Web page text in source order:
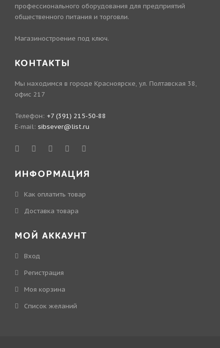
профессионального оборудования для предприятий
общественного питания и торговли.
Магазиностроение под ключ.
КОНТАКТЫ
Мы находимся в городе Красноярске, ул. Полтавская 38,
офис 217
Телефон: +7 (391) 215-50-88
E-mail: sibsever@list.ru
ИНФОРМАЦИЯ
Как оплатить товар
Доставка товара
МОЙ АККАУНТ
Вход
Регистрация
Моя корзина
Cписок желаний